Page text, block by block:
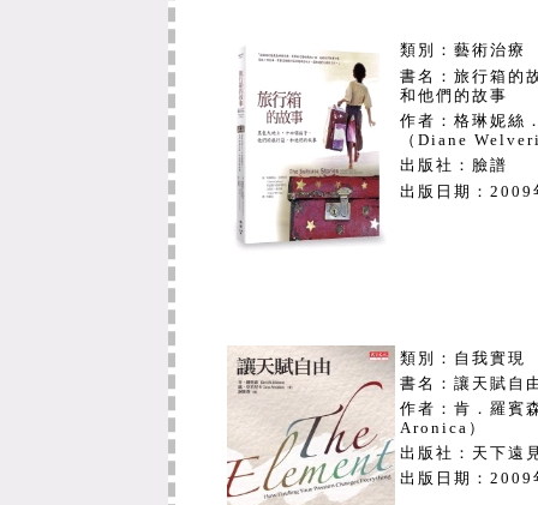
運動健康與休
傳統工藝與創
財經法律學系
應用經濟學系
類別：藝術治療
書名：旅行箱的
和他們的故事
作者：格琳妮絲
（Diane
出版社：臉譜
出版日期： 2009
類別：自我實現
書名：讓天賦自
作者：肯．羅賓
Aronica）
出版社：天下遠
出版日期： 2009